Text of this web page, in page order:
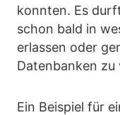
konnten. Es
schon bald in
erlassen oder
Datenbanken zu
Ein Beispiel für